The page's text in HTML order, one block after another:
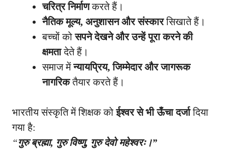
चरित्र निर्माणकरते हैं।
नैतिक मूल्य, अनुशासन और संस्कारसिखाते हैं।
बच्चों कोसपने देखने और उन्हें पूरा करने की
क्षमतादेते हैं।
समाज मेंन्यायप्रिय, जिम्मेदार और जागरूक
नागरिकतैयार करते हैं।
भारतीय संस्कृति में शिक्षक कोईश्वर से भी ऊँचा दर्जादिया
गया है:
“गुरु ब्रह्मा, गुरु विष्णु, गुरु देवो महेश्वरः।”